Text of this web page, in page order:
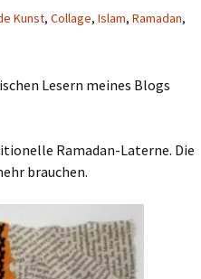
Kunst, Collage, Islam, Ramadan,
Lesern meines Blogs
Ramadan-Laterne. Die
brauchen.